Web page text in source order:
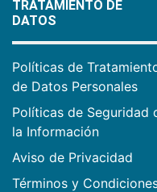
TRATAMIENTO DE
DATOS
Políticas de
de Datos Personales
Políticas de Seguridad
la Información
Aviso de Privacidad
Términos y